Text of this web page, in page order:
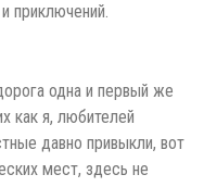
приключений.
одна и первый же
как я, любителей
давно привыкли, вот
мест, здесь не